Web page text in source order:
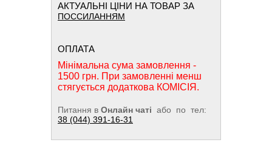
АКТУАЛЬНІ ЦІНИ НА ТОВАР ЗА
ПОССИЛАННЯМ
ОПЛАТА
Мінімальна сума замовлення -
1500 грн. При замовленні менш
стягується додаткова КОМІСІЯ.
Питання в Онлайн чаті або по тел:
38 (044) 391-16-31